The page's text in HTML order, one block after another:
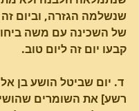
שנשלמה הגזרה, וביום זה
של השכינה עם משה
קבעו יום זה
ד. יום שביטל הושע בן
רשע] את השומרים